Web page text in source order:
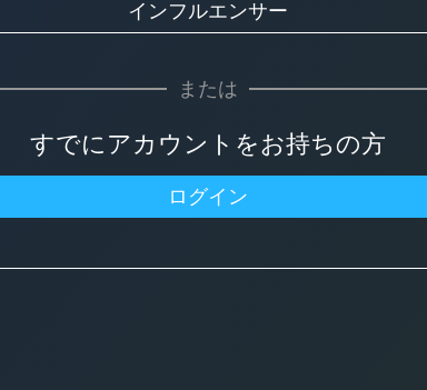
インフルエンサー
または
すでにアカウントをお持ちの方
ログイン